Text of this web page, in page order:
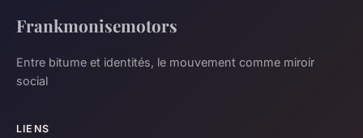
Frankmonisemotors
Entre bitume et identités, le mouvement comme miroir
social
LIENS